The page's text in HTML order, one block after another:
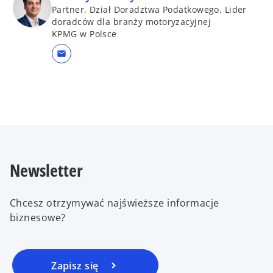
Partner, Dział Doradztwa Podatkowego, Lider
doradców dla branży motoryzacyjnej
KPMG w Polsce
mail
Newsletter
Chcesz otrzymywać najświeższe informacje
biznesowe?
Zapisz się